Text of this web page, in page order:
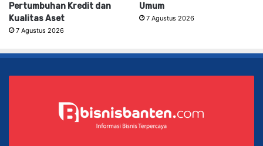
Pertumbuhan Kredit dan
Kualitas Aset
7 Agustus 2026
Umum
7 Agustus 2026